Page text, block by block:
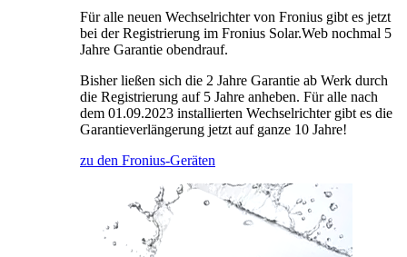
Für alle neuen Wechselrichter von Fronius gibt es jetzt
bei der Registrierung im Fronius Solar.Web nochmal 5
Jahre Garantie obendrauf.
Bisher ließen sich die 2 Jahre Garantie ab Werk durch
die Registrierung auf 5 Jahre anheben. Für alle nach
dem 01.09.2023 installierten Wechselrichter gibt es die
Garantieverlängerung jetzt auf ganze 10 Jahre!
zu den Fronius-Geräten